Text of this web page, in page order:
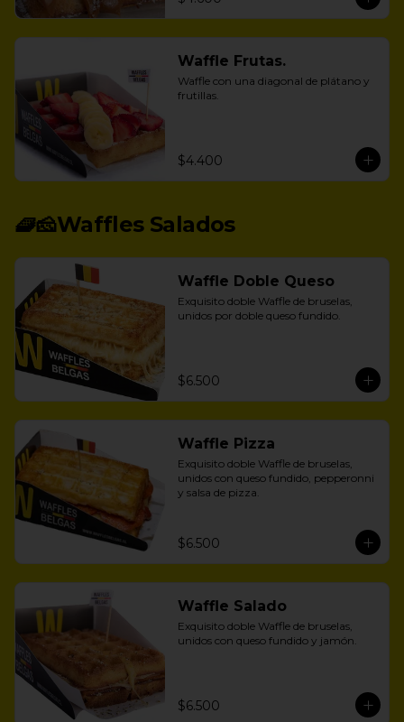
Waffle Frutas.
Waffle con una diagonal de plátano y
frutillas.
$4.400
🧇🧀Waffles Salados
Waffle Doble Queso
Exquisito doble Waffle de bruselas,
unidos por doble queso fundido.
$6.500
Waffle Pizza
Exquisito doble Waffle de bruselas,
unidos con queso fundido, pepperonni
y salsa de pizza.
$6.500
Waffle Salado
Exquisito doble Waffle de bruselas,
unidos con queso fundido y jamón.
$6.500